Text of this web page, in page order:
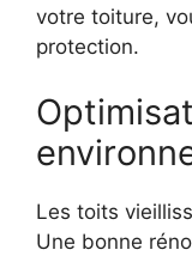
votre toiture,
protection.
Les toits
Une bonne